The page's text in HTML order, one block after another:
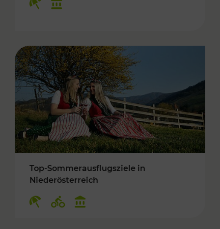
Top-Sommerausflugsziele in
Niederösterreich